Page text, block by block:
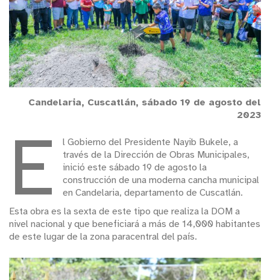
Candelaria, Cuscatlán, sábado 19 de agosto del
2023
E
l Gobierno del Presidente Nayib Bukele, a
través de la Dirección de Obras Municipales,
inició este sábado 19 de agosto la
construcción de una moderna cancha municipal
en Candelaria, departamento de Cuscatlán.
Esta obra es la sexta de este tipo que realiza la DOM a
nivel nacional y que beneficiará a más de 14,000 habitantes
de este lugar de la zona paracentral del país.